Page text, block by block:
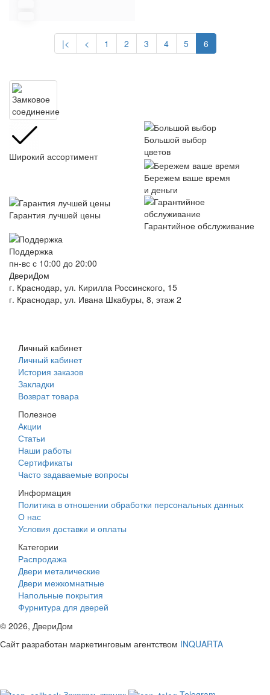
|< < 1 2 3 4 5 6
Широкий ассортимент
Большой выбор
цветов
Бережем ваше время
и деньги
Гарантия лучшей цены
Гарантийное обслуживание
Поддержка
пн-вс с 10:00 до 20:00
ДвериДом
г. Краснодар, ул. Кирилла Россинского, 15
г. Краснодар, ул. Ивана Шкабуры, 8, этаж 2
Личный кабинет
Личный кабинет
История заказов
Закладки
Возврат товара
Полезное
Акции
Статьи
Наши работы
Сертификаты
Часто задаваемые вопросы
Информация
Политика в отношении обработки персональных данных
О нас
Условия доставки и оплаты
Категории
Распродажа
Двери металические
Двери межкомнатные
Напольные покрытия
Фурнитура для дверей
© 2026, ДвериДом
Сайт разработан маркетинговым агентством INQUARTA